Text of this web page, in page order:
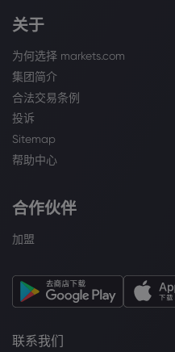
关于
为何选择 markets.com
集团简介
合法交易条例
投诉
Sitemap
帮助中心
合作伙伴
加盟
联系我们